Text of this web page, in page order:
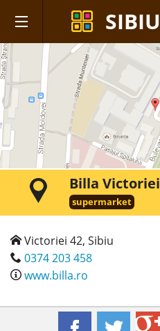
SIBIU
Billa Victoriei
supermarket
Victoriei 42, Sibiu
0374 203 458
www.billa.ro